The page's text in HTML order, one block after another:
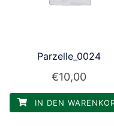
Parzelle_0024
€10,00
IN DEN